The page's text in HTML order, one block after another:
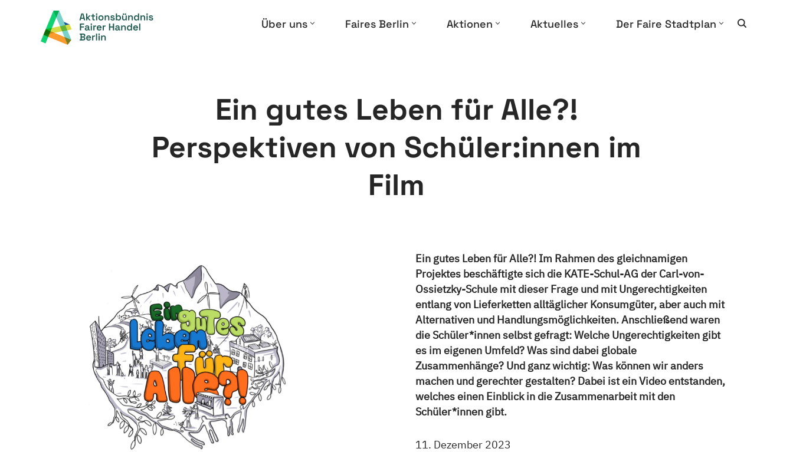
Über uns Faires Berlin Aktionen Aktuelles Der Faire Stadtplan
Ein gutes Leben für Alle?!
Perspektiven von Schüler:innen im
Film
Ein gutes Leben für Alle?! Im Rahmen des gleichnamigen
Projektes beschäftigte sich die KATE-Schul-AG der Carl-von-
Ossietzky-Schule mit dieser Frage und mit Ungerechtigkeiten
entlang von Lieferketten alltäglicher Konsumgüter, aber auch mit
Alternativen und Handlungsmöglichkeiten. Anschließend waren
die Schüler*innen selbst gefragt: Welche Ungerechtigkeiten gibt
es im eigenen Umfeld? Was sind dabei globale
Zusammenhänge? Und ganz wichtig: Was können wir anders
machen und gerechter gestalten? Dabei ist ein Video entstanden,
welches einen Einblick in die Zusammenarbeit mit den
Schüler*innen gibt.
11. Dezember 2023